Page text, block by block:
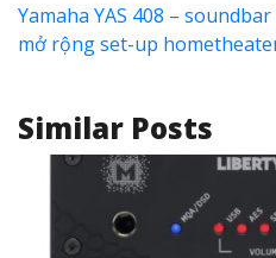
Yamaha YAS 408 –
mở rộng set-up
Similar Posts